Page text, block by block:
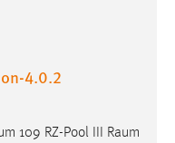
4.0.2
109 RZ-Pool III
Raum